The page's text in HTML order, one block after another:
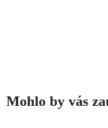
Mohlo by vás